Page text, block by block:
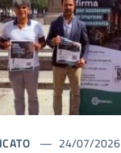
24/07/2026